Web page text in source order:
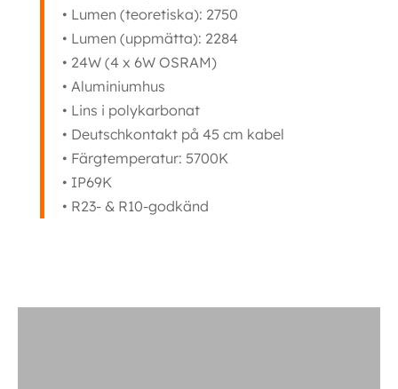
• Lumen (teoretiska): 2750
• Lumen (uppmätta): 2284
• 24W (4 x 6W OSRAM)
• Aluminiumhus
• Lins i polykarbonat
• Deutschkontakt på 45 cm kabel
• Färgtemperatur: 5700K
• IP69K
• R23- & R10-godkänd